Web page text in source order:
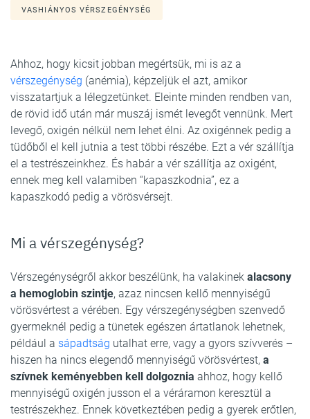
VASHIÁNYOS VÉRSZEGÉNYSÉG
Ahhoz, hogy kicsit jobban megértsük, mi is az a
vérszegénység (anémia), képzeljük el azt, amikor
visszatartjuk a lélegzetünket. Eleinte minden rendben van,
de rövid idő után már muszáj ismét levegőt vennünk. Mert
levegő, oxigén nélkül nem lehet élni. Az oxigénnek pedig a
tüdőből el kell jutnia a test többi részébe. Ezt a vér szállítja
el a testrészeinkhez. És habár a vér szállítja az oxigént,
ennek meg kell valamiben “kapaszkodnia”, ez a
kapaszkodó pedig a vörösvérsejt.
Mi a vérszegénység?
Vérszegénységről akkor beszélünk, ha valakinek alacsony
a hemoglobin szintje, azaz nincsen kellő mennyiségű
vörösvértest a vérében. Egy vérszegénységben szenvedő
gyermeknél pedig a tünetek egészen ártatlanok lehetnek,
például a sápadtság utalhat erre, vagy a gyors szívverés –
hiszen ha nincs elegendő mennyiségű vörösvértest, a
szívnek keményebben kell dolgoznia ahhoz, hogy kellő
mennyiségű oxigén jusson el a véráramon keresztül a
testrészekhez. Ennek következtében pedig a gyerek erőtlen,